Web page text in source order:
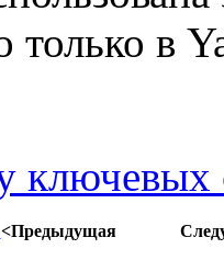
только в
ключевых
<Предыдущая